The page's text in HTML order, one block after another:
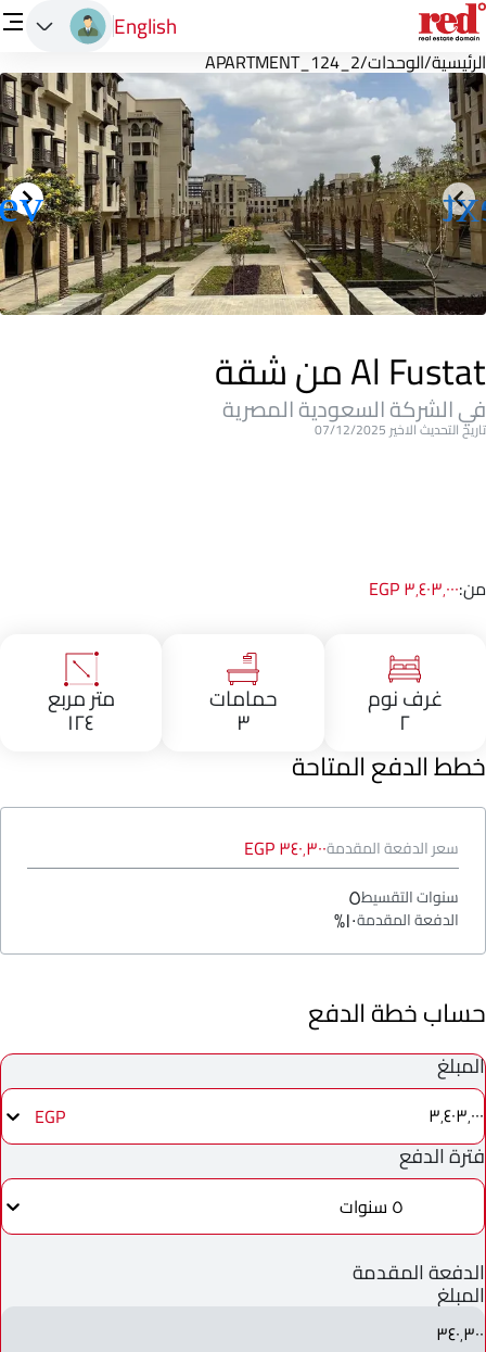
English
الرئيسية/الوحدات/
APARTMENT_124_2
Al Fustat من شقة
في الشركة السعودية المصرية
تاريخ التحديث الاخير 07/12/2025
من:٣٬٤٠٣٬٠٠٠ EGP
غرف نوم
٢
حمامات
٣
متر مربع
١٢٤
خطط الدفع المتاحة
سعر الدفعة المقدمة٣٤٠٬٣٠٠ EGP
سنوات التقسيط٥
الدفعة المقدمة١٠%
حساب خطة الدفع
المبلغ
٣٬٤٠٣٬٠٠٠ EGP
فترة الدفع
٥ سنوات
الدفعة المقدمة
المبلغ
٣٤٠٬٣٠٠